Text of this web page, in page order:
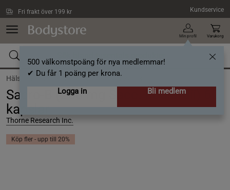
Fri frakt över 199 kr Kundservice
Min profil
500 välkomstpoäng för nya medlemmar!
✔ Du får 1 poäng per krona.
Logga in
Bli medlem
Varukorg
Hälsa / Kosttillskott /Probiotika & enzymer
Sacro-B (250 mg Sacc. boulardii) 60
kapslar
Thorne Research Inc.
Köp fler - upp till 20%